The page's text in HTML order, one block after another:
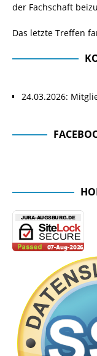
der Fachschaft
Das letzte Treffen
24.03.2026: